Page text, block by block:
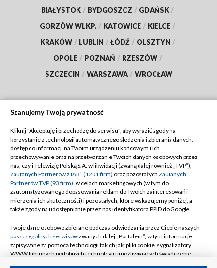
BIAŁYSTOK / BYDGOSZCZ / GDAŃSK /
GORZÓW WLKP. / KATOWICE / KIELCE /
KRAKÓW / LUBLIN / ŁÓDŹ / OLSZTYN /
OPOLE / POZNAŃ / RZESZÓW /
SZCZECIN / WARSZAWA / WROCŁAW
TVP
Abonament TVP
Emisja w TVP
Centrum informacji TVP
Naziemna Telewizja Cyfrowa
Rada Programowa
System NOS
Informacje o nadawcy
Regulamin TVP
Polityka prywatności
Moje zgody
Pomoc
Kontakt
Szanujemy Twoją prywatność
Kliknij "Akceptuję i przechodzę do serwisu", aby wyrazić zgody na
korzystanie z technologii automatycznego śledzenia i zbierania danych,
dostęp do informacji na Twoim urządzeniu końcowym i ich
przechowywanie oraz na przetwarzanie Twoich danych osobowych przez
nas, czyli Telewizję Polską S.A. w likwidacji (zwaną dalej również „TVP”),
Zaufanych Partnerów z IAB* (1201 firm) oraz pozostałych Zaufanych
Partnerów TVP (93 firm), w celach marketingowych (w tym do
zautomatyzowanego dopasowania reklam do Twoich zainteresowań i
mierzenia ich skuteczności) i pozostałych, które wskazujemy poniżej, a
także zgody na udostępnianie przez nas identyfikatora PPID do Google.
Twoje dane osobowe zbierane podczas odwiedzania przez Ciebie naszych
poszczególnych serwisówzwanych dalej „Portalem”, w tym informacje
zapisywane za pomocą technologii takich jak: pliki cookie, sygnalizatory
WWW lub innych podobnych technologii umożliwiających świadczenie